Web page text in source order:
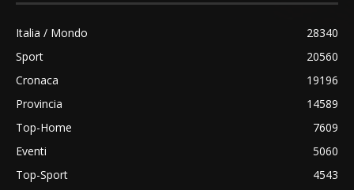
Italia / Mondo
28340
Sport
20560
Cronaca
19196
Provincia
14589
Top-Home
7609
Eventi
5060
Top-Sport
4543